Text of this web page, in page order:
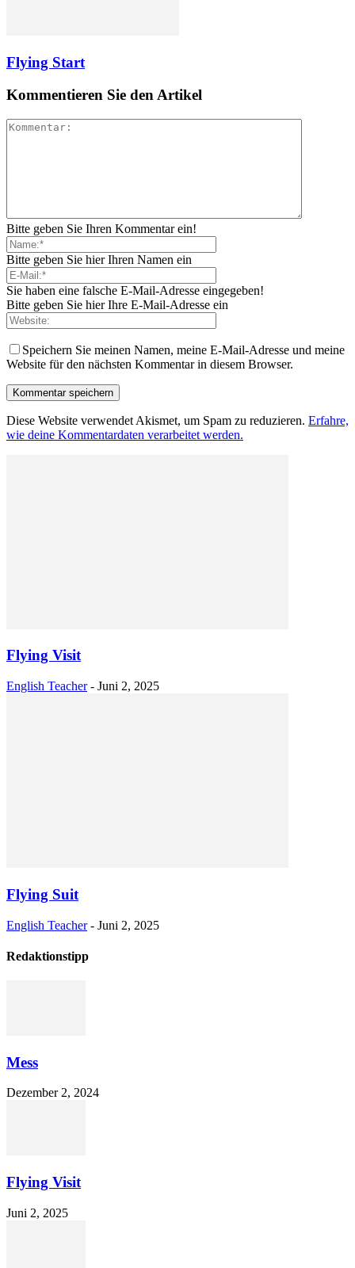
Flying Start
Kommentieren Sie den Artikel
Bitte geben Sie Ihren Kommentar ein!
Bitte geben Sie hier Ihren Namen ein
Sie haben eine falsche E-Mail-Adresse eingegeben!
Bitte geben Sie hier Ihre E-Mail-Adresse ein
Speichern Sie meinen Namen, meine E-Mail-Adresse und meine
Website für den nächsten Kommentar in diesem Browser.
Diese Website verwendet Akismet, um Spam zu reduzieren. Erfahre,
wie deine Kommentardaten verarbeitet werden.
Flying Visit
English Teacher - Juni 2, 2025
Flying Suit
English Teacher - Juni 2, 2025
Redaktionstipp
Mess
Dezember 2, 2024
Flying Visit
Juni 2, 2025